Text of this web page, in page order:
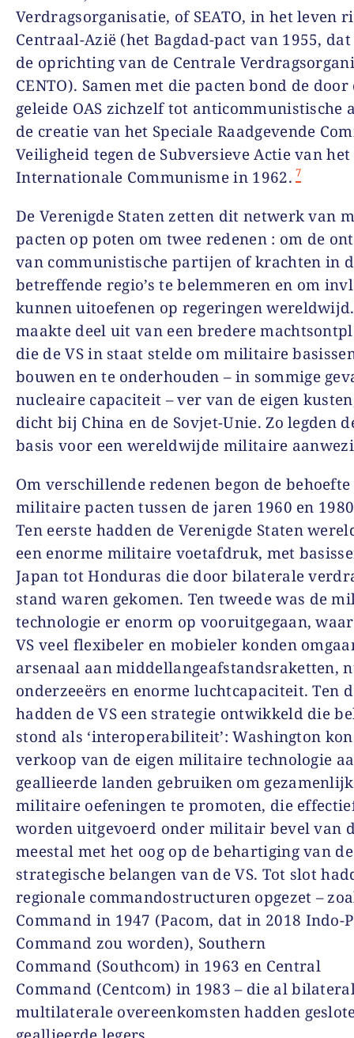
Verdragsorganisatie, of SEATO, in het leven
Centraal-Azië (het Bagdad-pact van 1955,
de oprichting van de Centrale
CENTO). Samen met die pacten bond de door
geleide OAS zichzelf tot anticommunistische
de creatie van het Speciale Raadgevende
Veiligheid tegen de Subversieve Actie van het
Internationale Communisme in 1962. 7
De Verenigde Staten zetten dit netwerk van
pacten op poten om twee redenen : om de
van communistische partijen of krachten in
betreffende regio’s te belemmeren en om
kunnen uitoefenen op regeringen
maakte deel uit van een bredere
die de VS in staat stelde om militaire
bouwen en te onderhouden – in sommige
nucleaire capaciteit – ver van de eigen
dicht bij China en de Sovjet-Unie. Zo legden
basis voor een wereldwijde militaire
Om verschillende redenen begon de
militaire pacten tussen de jaren 1960 en
Ten eerste hadden de Verenigde Staten
een enorme militaire voetafdruk, met
Japan tot Honduras die door bilaterale
stand waren gekomen. Ten tweede was de
technologie er enorm op vooruitgegaan,
VS veel flexibeler en mobieler konden
arsenaal aan middellangeafstandsraketten,
onderzeeërs en enorme luchtcapaciteit. Ten
hadden de VS een strategie ontwikkeld die
stond als ‘interoperabiliteit’: Washington
verkoop van de eigen militaire technologie
geallieerde landen gebruiken om
militaire oefeningen te promoten, die
worden uitgevoerd onder militair bevel van
meestal met het oog op de behartiging van de
strategische belangen van de VS. Tot slot
regionale commandostructuren opgezet –
Command in 1947 (Pacom, dat in 2018 Indo-
Command zou worden), Southern
Command (Southcom) in 1963 en Central
Command (Centcom) in 1983 – die al
multilaterale overeenkomsten hadden